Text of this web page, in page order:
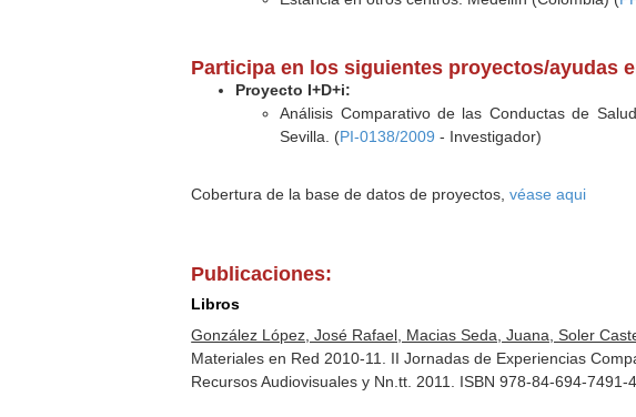
Participa en los siguientes proyectos/ayudas
Proyecto I+D+i:
Análisis Comparativo de las Conductas de
Sevilla. (PI-0138/2009 - Investigador)
Cobertura de la base de datos de proyectos,véase aqui
Publicaciones:
Libros
González López, José Rafael, Macias Seda, Juana, Soler
Materiales en Red 2010-11. II Jornadas de Experiencias
Recursos Audiovisuales y Nn.tt. 2011. ISBN 978-84-694-7491-4